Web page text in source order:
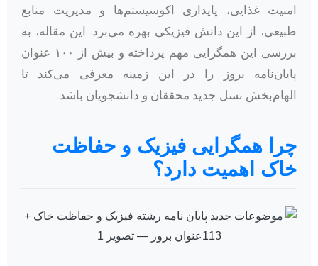
امنیت غذایی، پایداری اکوسیستم‌ها و مدیریت منابع
طبیعی، از این دانش فیزیکی بهره می‌برد. این مقاله، به
بررسی این همگرایی مهم پرداخته و بیش از ۱۰۰ عنوان
پایان‌نامه بروز را در این زمینه معرفی می‌کند تا
الهام‌بخش نسل جدید محققان و دانشجویان باشد.
چرا همگرایی فیزیک و حفاظت
خاک اهمیت دارد؟